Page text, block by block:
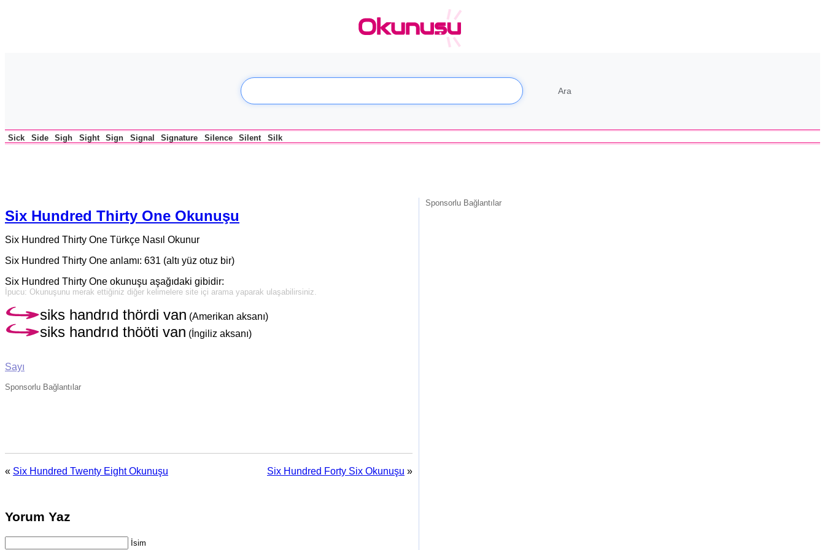
Sick Side Sigh Sight Sign Signal Signature Silence Silent Silk
Sponsorlu Bağlantılar
Six Hundred Thirty One Okunuşu
Six Hundred Thirty One Türkçe Nasıl Okunur
Six Hundred Thirty One anlamı: 631 (altı yüz otuz bir)
Six Hundred Thirty One okunuşu aşağıdaki gibidir:
İpucu: Okunuşunu merak ettiğiniz diğer kelimelere site içi arama yaparak ulaşabilirsiniz.
siks handrıd thördi van (Amerikan aksanı)
siks handrıd thööti van (İngiliz aksanı)
Sayı
Sponsorlu Bağlantılar
« Six Hundred Twenty Eight Okunuşu Six Hundred Forty Six Okunuşu »
Yorum Yaz
İsim